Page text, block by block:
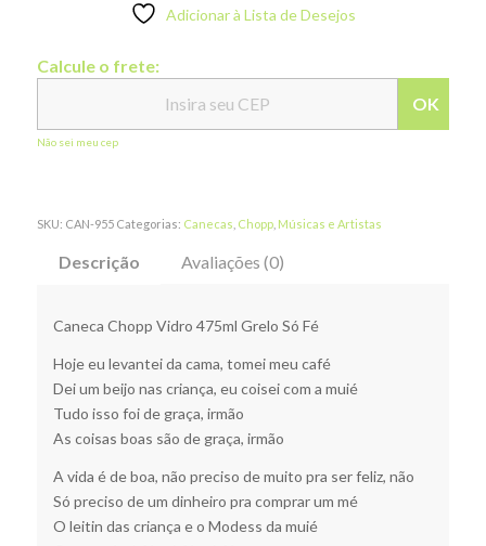
Adicionar à Lista de Desejos
Calcule o frete:
OK
Não sei meu cep
SKU: CAN-955 Categorias: Canecas Chopp, Músicas e Artistas
Descrição Avaliações (0)
Caneca Chopp Vidro 475ml Grelo Só Fé
Hoje eu levantei da cama, tomei meu café
Dei um beijo nas criança, eu coisei com a muié
Tudo isso foi de graça, irmão
As coisas boas são de graça, irmão
A vida é de boa, não preciso de muito pra ser feliz, não
Só preciso de um dinheiro pra comprar um mé
O leitin das criança e o Modess da muié